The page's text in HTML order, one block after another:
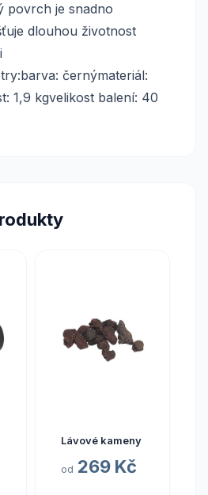
povrch je snadno
dlouhou životnost
černýmateriál:
1,9 kgvelikost balení: 40
Lávové kameny
od 269 Kč